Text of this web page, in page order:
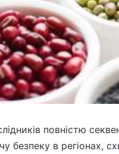
повністю
безпеку в регіонах,